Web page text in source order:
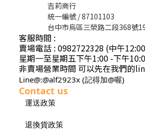
吉莉商行
統一編號 / 87101103
台中市烏區三榮路二段368號
客服時間 :
賣場電話 : 0982722328 (中午
星期一至星期五下午1:00 -下午
非賣場營業時間 可以先在我們的
Line@:@alf2923x (記得加@喔)
Contact us
運送政策
退換貨政策